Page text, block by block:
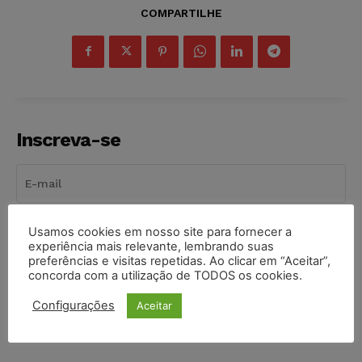
COMPARTILHE
Inscreva-se
INSCREVER
Li e aceito a Política de Privacidade.
Usamos cookies em nosso site para fornecer a
experiência mais relevante, lembrando suas
preferências e visitas repetidas. Ao clicar em “Aceitar”,
concorda com a utilização de TODOS os cookies.
Configurações Aceitar